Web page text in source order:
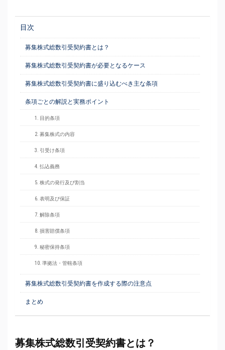
目次
募集株式総数引受契約書とは？
募集株式総数引受契約書が必要となるケース
募集株式総数引受契約書に盛り込むべき主な条項
条項ごとの解説と実務ポイント
1. 目的条項
2. 募集株式の内容
3. 引受け条項
4. 払込義務
5. 株式の発行及び割当
6. 表明及び保証
7. 解除条項
8. 損害賠償条項
9. 秘密保持条項
10. 準拠法・管轄条項
募集株式総数引受契約書を作成する際の注意点
まとめ
募集株式総数引受契約書とは？